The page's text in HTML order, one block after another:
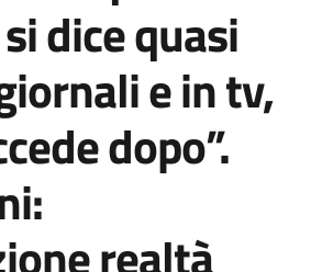
dice quasi
e in tv,
dopo”.